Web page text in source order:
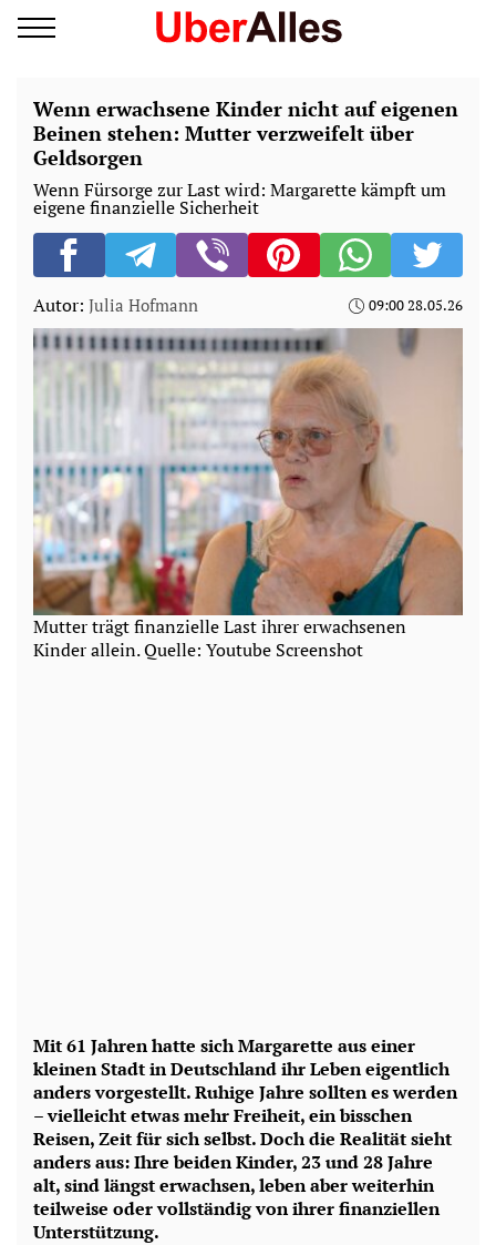
Wenn erwachsene Kinder nicht auf eigenen
Beinen stehen: Mutter verzweifelt über
Geldsorgen
Wenn Fürsorge zur Last wird: Margarette kämpft um
eigene finanzielle Sicherheit
Autor: Julia Hofmann 09:00 28.05.26
Mutter trägt finanzielle Last ihrer erwachsenen
Kinder allein. Quelle: Youtube Screenshot
Mit 61 Jahren hatte sich Margarette aus einer
kleinen Stadt in Deutschland ihr Leben eigentlich
anders vorgestellt. Ruhige Jahre sollten es werden
– vielleicht etwas mehr Freiheit, ein bisschen
Reisen, Zeit für sich selbst. Doch die Realität sieht
anders aus: Ihre beiden Kinder, 23 und 28 Jahre
alt, sind längst erwachsen, leben aber weiterhin
teilweise oder vollständig von ihrer finanziellen
Unterstützung.